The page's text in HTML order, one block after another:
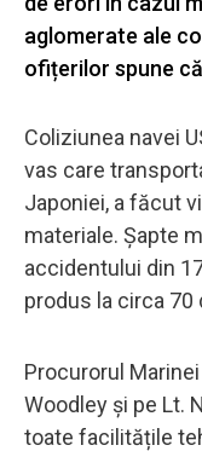
aglomerate ale
ofițerilor spune
Coliziunea navei
vas care
Japoniei, a făcut
materiale. Șapte
accidentului din
produs la circa 70
Procurorul
Woodley și pe Lt.
toate facilitățile